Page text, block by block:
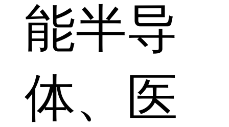
能半导
体、医